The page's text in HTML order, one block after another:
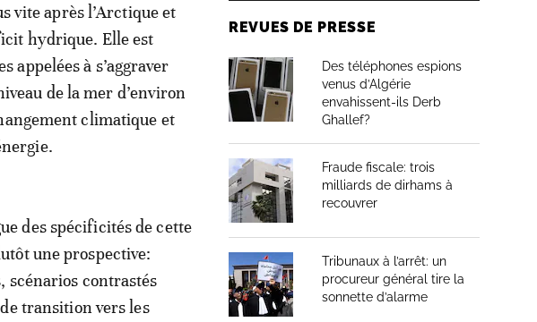
vite après l’Arctique et
hydrique. Elle est
appelées à s’aggraver
de la mer d’environ
climatique et
des spécificités de cette
une prospective:
scénarios contrastés
transition vers les
REVUES DE PRESSE
Des téléphones espions
venus d’Algérie
envahissent-ils Derb
Ghallef?
Fraude fiscale: trois
milliards de dirhams à
recouvrer
Tribunaux à l’arrêt: un
procureur général tire la
sonnette d’alarme